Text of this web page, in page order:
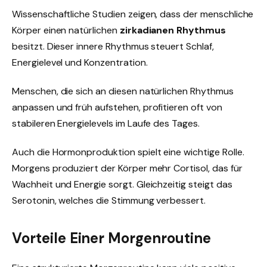
Wissenschaftliche Studien zeigen, dass der menschliche
Körper einen natürlichen zirkadianen Rhythmus
besitzt. Dieser innere Rhythmus steuert Schlaf,
Energielevel und Konzentration.
Menschen, die sich an diesen natürlichen Rhythmus
anpassen und früh aufstehen, profitieren oft von
stabileren Energielevels im Laufe des Tages.
Auch die Hormonproduktion spielt eine wichtige Rolle.
Morgens produziert der Körper mehr Cortisol, das für
Wachheit und Energie sorgt. Gleichzeitig steigt das
Serotonin, welches die Stimmung verbessert.
Vorteile Einer Morgenroutine